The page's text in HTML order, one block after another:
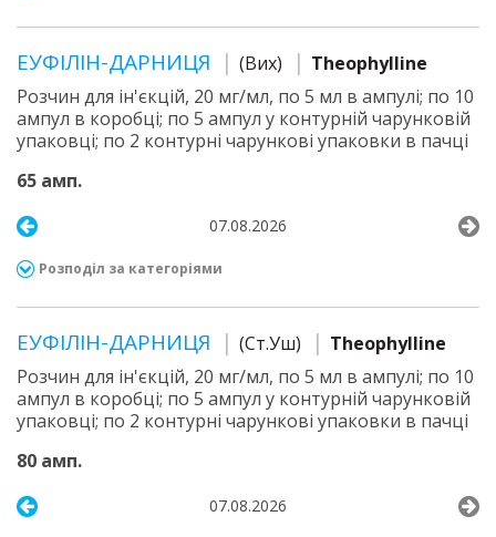
ЕУФІЛІН-ДАРНИЦЯ (Вих)
Theophylline
Розчин для ін'єкцій, 20 мг/мл, по 5 мл в ампулі; по 10
ампул в коробці; по 5 ампул у контурній чарунковій
упаковці; по 2 контурні чарункові упаковки в пачці
65 амп.
07.08.2026
Розподіл за категоріями
ЕУФІЛІН-ДАРНИЦЯ (Ст.Уш)
Theophylline
Розчин для ін'єкцій, 20 мг/мл, по 5 мл в ампулі; по 10
ампул в коробці; по 5 ампул у контурній чарунковій
упаковці; по 2 контурні чарункові упаковки в пачці
80 амп.
07.08.2026